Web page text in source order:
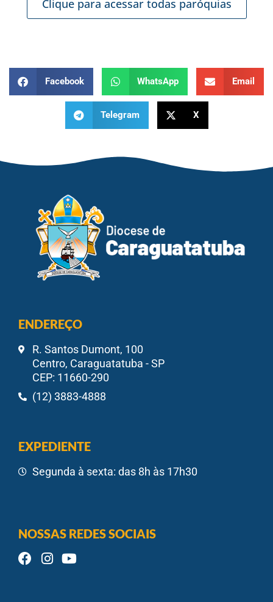
Clique para acessar todas paróquias
Facebook WhatsApp Email
Telegram X
ENDEREÇO
R. Santos Dumont, 100
Centro, Caraguatatuba - SP
CEP: 11660-290
(12) 3883-4888
EXPEDIENTE
Segunda à sexta: das 8h às 17h30
NOSSAS REDES SOCIAIS